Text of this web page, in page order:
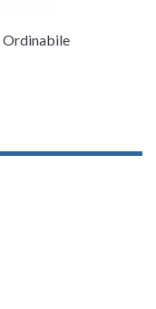
Ordinabile